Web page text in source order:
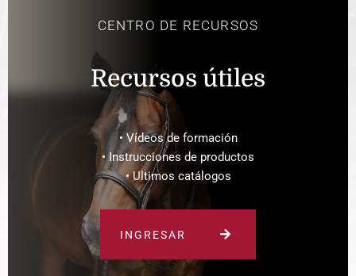
CENTRO DE RECURSOS
Recursos útiles
• Vídeos de formación
• Instrucciones de productos
• Ultimos catálogos
INGRESAR